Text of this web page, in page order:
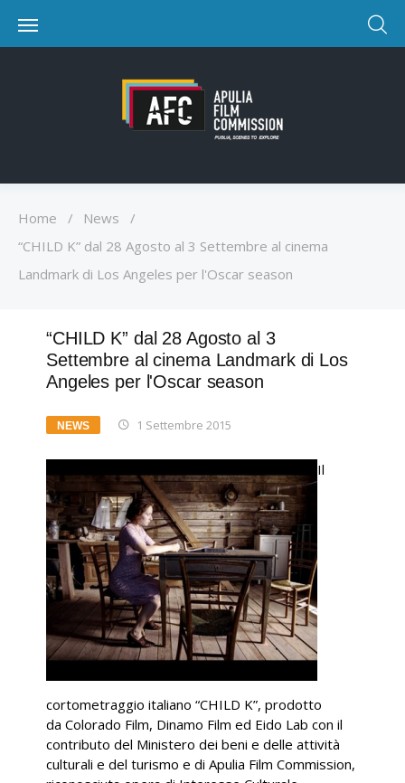
Home / News
/
“CHILD K” dal 28 Agosto al 3 Settembre al cinema
Landmark di Los Angeles per l'Oscar season
“CHILD K” dal 28 Agosto al 3
Settembre al cinema Landmark di Los
Angeles per l'Oscar season
NEWS 1 Settembre 2015
Il
cortometraggio italiano “CHILD K”, prodotto
da Colorado Film, Dinamo Film ed Eido Lab con il
contributo del Ministero dei beni e delle attività
culturali e del turismo e di Apulia Film Commission,